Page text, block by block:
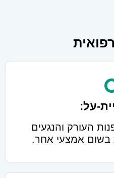
על:
העורק והנגעים
בשום אמצעי אחר.